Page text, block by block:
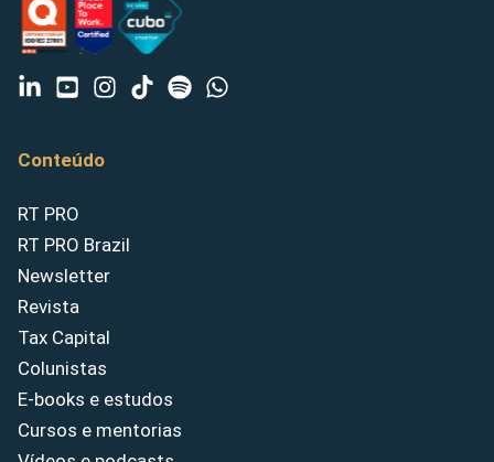
Conteúdo
RT PRO
RT PRO Brazil
Newsletter
Revista
Tax Capital
Colunistas
E-books e estudos
Cursos e mentorias